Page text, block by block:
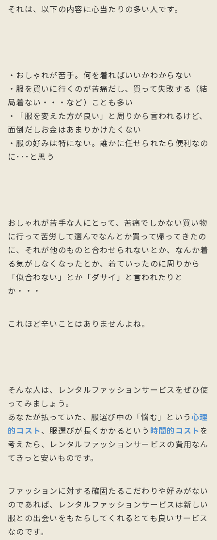
それは、以下の内容に心当たりの多い人です。
・おしゃれが苦手。何を着ればいいかわからない
・服を買いに行くのが苦痛だし、買って失敗する（結
局着ない・・・など）ことも多い
・「服を変えた方が良い」と周りから言われるけど、
面倒だしお金はあまりかけたくない
・服の好みは特にない。誰かに任せられたら便利なの
に･･･と思う
おしゃれが苦手な人にとって、苦痛でしかない買い物
に行って苦労して選んでなんとか買って帰ってきたの
に、それが他のものと合わせられないとか、なんか着
る気がしなくなったとか、着ていったのに周りから
「似合わない」とか「ダサイ」と言われたりと
か・・・
これほど辛いことはありませんよね。
そんな人は、レンタルファッションサービスをぜひ使
ってみましょう。
あなたが払っていた、服選び中の「悩む」という心理
的コスト、服選びが長くかかるという 時間的コスト を
考えたら、レンタルファッションサービスの費用なん
てきっと安いものです。
ファッションに対する確固たるこだわりや好みがない
のであれば、レンタルファッションサービスは新しい
服との出会いをもたらしてくれるとても良いサービス
なのです。